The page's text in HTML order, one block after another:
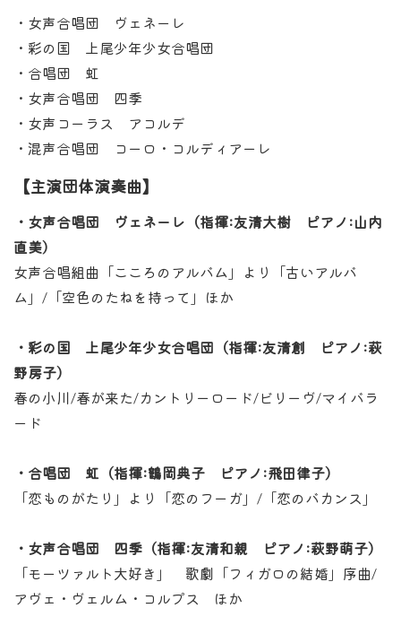
・女声合唱団 ヴェネーレ
・彩の国 上尾少年少女合唱団
・合唱団 虹
・女声合唱団 四季
・女声コーラス アコルデ
・混声合唱団 コーロ・コルディアーレ
【主演団体演奏曲】
・女声合唱団 ヴェネーレ（指揮:友清大樹 ピアノ:山内
直美）
女声合唱組曲「こころのアルバム」より「古いアルバ
ム」/「空色のたねを持って」ほか
・彩の国 上尾少年少女合唱団（指揮:友清創 ピアノ:萩
野房子）
春の小川/春が来た/カントリーロード/ビリーヴ/マイバラ
ード
・合唱団 虹（指揮:鶴岡典子 ピアノ:飛田律子）
「恋ものがたり」より「恋のフーガ」/「恋のバカンス」
・女声合唱団 四季（指揮:友清和親 ピアノ:萩野萌子）
「モーツァルト大好き」 歌劇「フィガロの結婚」序曲/
アヴェ・ヴェルム・コルプス ほか